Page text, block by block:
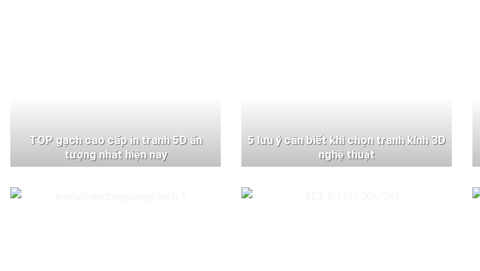
TOP gạch cao cấp in tranh 5D ấn
tượng nhất hiện nay
5 lưu ý cần biết khi chọn tranh kính 3D
nghệ thuật